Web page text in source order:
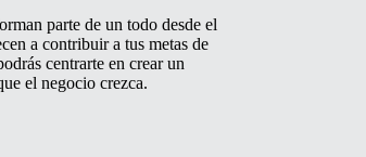
parte de un todo desde el
a contribuir a tus metas de
centrarte en crear un
el negocio crezca.